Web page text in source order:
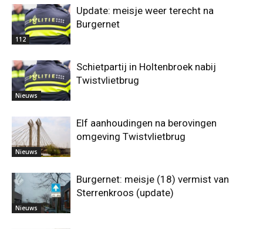
112
Update: meisje weer terecht na
Burgernet
Nieuws
Schietpartij in Holtenbroek nabij
Twistvlietbrug
Nieuws
Elf aanhoudingen na berovingen
omgeving Twistvlietbrug
Nieuws
Burgernet: meisje (18) vermist van
Sterrenkroos (update)